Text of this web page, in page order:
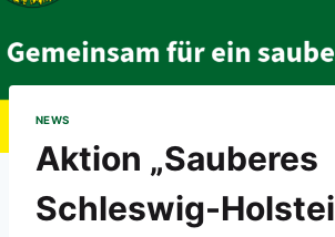
NEWS
Aktion „Sauberes
Schleswig-